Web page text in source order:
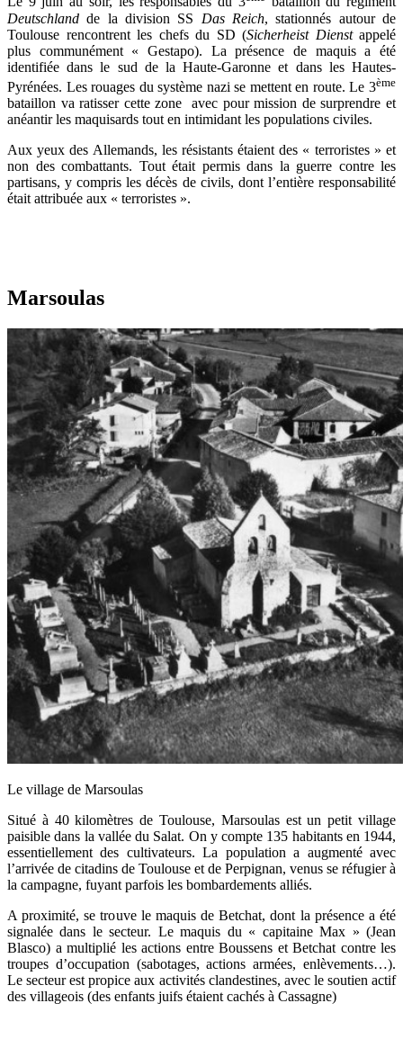
Deutschland de la division SS Das Reich, stationnés autour de
Toulouse rencontrent les chefs du SD (Sicherheist Dienstappelé
plus communément « Gestapo). La présence de maquis a été
identifiée dans le sud de la Haute-Garonne et dans les Hautes-
Pyrénées. Les rouages du système nazi se mettent en route. Le 3ème
bataillon va ratisser cette zone avec pour mission de surprendre et
anéantir les maquisards tout en intimidant les populations civiles.
Aux yeux des Allemands, les résistants étaient des « terroristes » et
non des combattants. Tout était permis dans la guerre contre les
partisans, y compris les décès de civils, dont l’entière responsabilité
était attribuée aux « terroristes ».
Marsoulas
Le village de Marsoulas
Situé à 40 kilomètres de Toulouse, Marsoulas est un petit village
paisible dans la vallée du Salat. On y compte 135 habitants en 1944,
essentiellement des cultivateurs. La population a augmenté avec
l’arrivée de citadins de Toulouse et de Perpignan, venus se réfugier à
la campagne, fuyant parfois les bombardements alliés.
A proximité, se trouve le maquis de Betchat, dont la présence a été
signalée dans le secteur. Le maquis du « capitaine Max » (Jean
Blasco) a multiplié les actions entre Boussens et Betchat contre les
troupes d’occupation (sabotages, actions armées, enlèvements…).
Le secteur est propice aux activités clandestines, avec le soutien actif
des villageois (des enfants juifs étaient cachés à Cassagne)